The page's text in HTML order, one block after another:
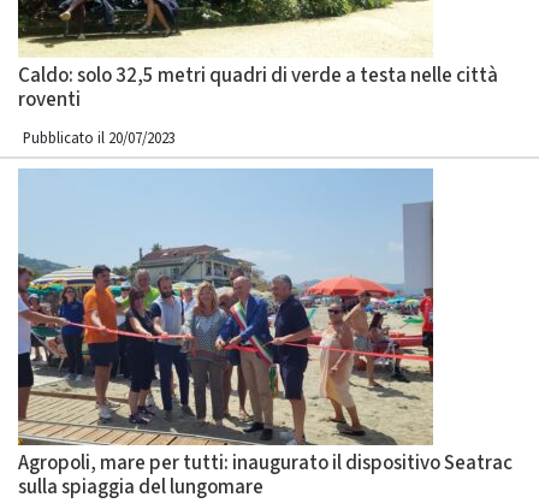
Caldo: solo 32,5 metri quadri di verde a testa nelle città
roventi
Pubblicato il 20/07/2023
Agropoli, mare per tutti: inaugurato il dispositivo Seatrac
sulla spiaggia del lungomare